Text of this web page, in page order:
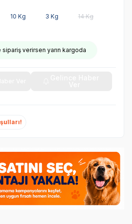
10 Kg 3 Kg 14 Kg
verirsen yarın kargoda